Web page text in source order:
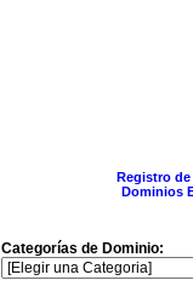
Registro
Dominios
Categorías de Dominio: